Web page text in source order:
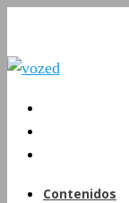
Contenidos